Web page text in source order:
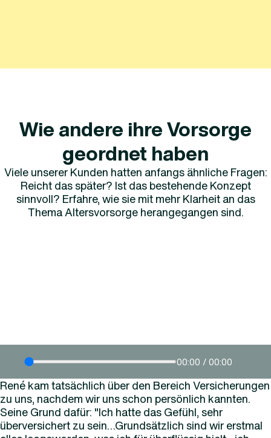
Wie andere ihre Vorsorge
geordnet haben
Viele unserer Kunden hatten anfangs ähnliche Fragen:
Reicht das später? Ist das bestehende Konzept
sinnvoll? Erfahre, wie sie mit mehr Klarheit an das
Thema Altersvorsorge herangegangen sind.
00:00 / 00:00
René kam tatsächlich über den Bereich Versicherungen
zu uns, nachdem wir uns schon persönlich kannten.
Seine Grund dafür: "Ich hatte das Gefühl, sehr
überversichert zu sein…Grundsätzlich sind wir erstmal